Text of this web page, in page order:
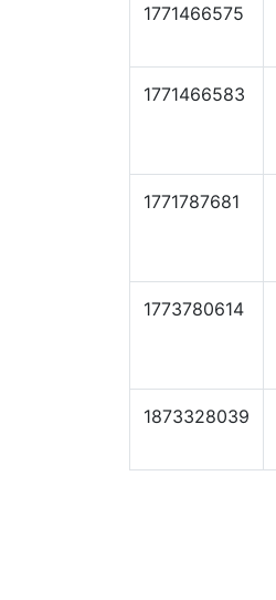
1771466575
1771466583
1771787681
1773780614
1873328039